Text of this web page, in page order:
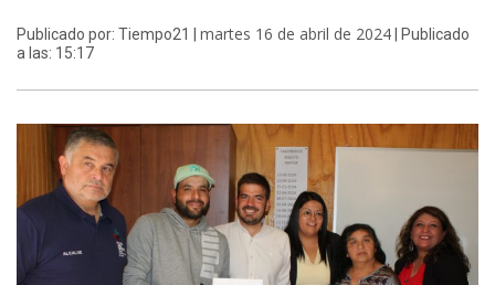
Publicado por: Tiempo21 | martes 16 de abril de 2024 | Publicado
a las: 15:17